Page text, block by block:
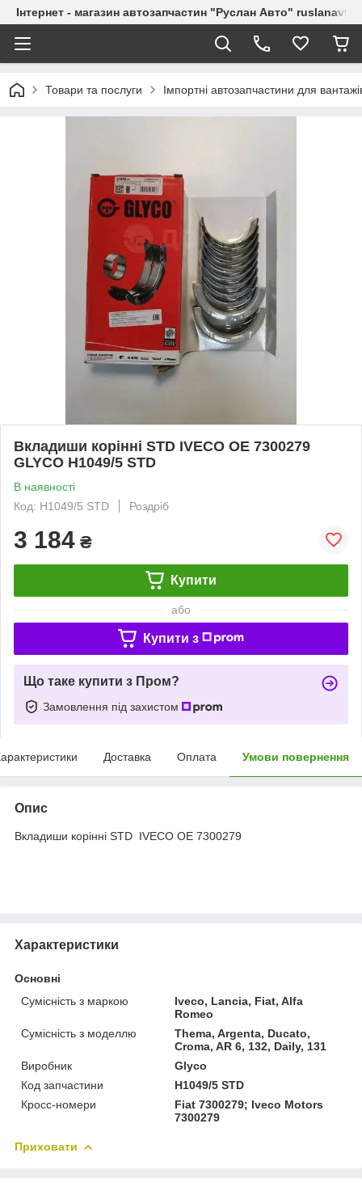
Інтернет - магазин автозапчастин "Руслан Авто"
Товари та послуги Імпортні автозапчастини для
Вкладиши корінні STD IVECO OE 7300279
GLYCO H1049/5 STD
В наявності
Код: H1049/5 STD
Роздріб
3 184 ₴
Купити
або
Купити з
Що таке купити з Пром?
Замовлення під захистом
Доставка Оплата Умови повернення
Опис
Вкладиши корінні STD IVECO OE 7300279
Характеристики
Основні
Сумісність з маркою
Iveco, Lancia, Fiat, Alfa
Romeo
Сумісність з моделлю
Thema, Argenta, Ducato,
Croma, AR 6, 132, Daily, 131
Виробник
Glyco
Код запчастини
H1049/5 STD
Кросс-номери
Fiat 7300279; Iveco Motors
7300279
Приховати